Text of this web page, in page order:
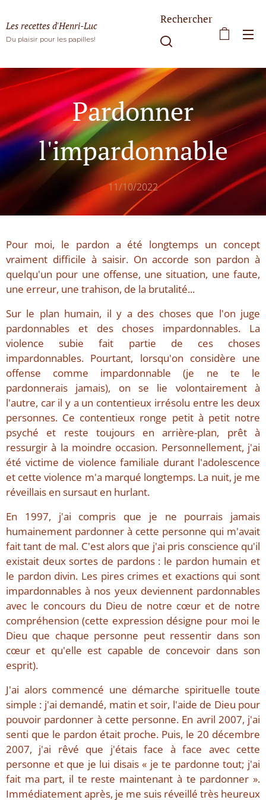
Les recettes d'Henri-Luc
Du plaisir pour les papilles!
Rechercher
Pardonner
l'impardonnable
11/10/2022
Pour moi, le pardon a été longtemps un concept
vraiment difficile à saisir. On accorde son pardon à
quelqu'un pour une offense, une situation, une faute,
une erreur, une trahison, de la brutalité...
Sur le plan humain, il y a des choses que l'on juge
pardonnables et des choses impardonnables. La
violence subie fait partie de ces choses
impardonnables. Pourtant, lorsqu'on considère une
offense comme impardonnable (je ne te le
pardonnerais jamais), on se lie volontairement à
l'autre, car il y a un contentieux irrésolu entre les deux
personnes. Ce contentieux ronge petit à petit notre
psyché et reste toujours en arrière-plan, prêt à
ressurgir à la moindre occasion. Personnellement, j'ai
été victime de violence familiale durant l'adolescence
et cette violence m'a marqué longtemps. La nuit, je me
réveillais en sursaut en hurlant.
En 1997, j'ai compris que je ne pourrais jamais
humainement pardonner à cette personne qui m'avait
fait tant de mal. C'est alors que j'ai pris conscience qu'il
existait deux sortes de pardons : le pardon humain et
le pardon divin. Les pires crimes et exactions qui sont
impardonnables à nos yeux deviennent pardonnables
avec le concours du Dieu de notre cœur et de notre
compréhension (cette expression désigne pour moi le
Dieu que chaque personne peut ressentir dans son
cœur et qu'elle est capable de concevoir dans son
esprit).
J'ai alors commencé une démarche spirituelle toute
simple : j'ai demandé, matin et soir, l'aide de Dieu pour
pouvoir pardonner à cette personne. En avril 2007, j'ai
senti que le pardon était proche. Puis, le 20 décembre
2007, j'ai rêvé que j'étais face à face avec cette
personne et que je lui disais « je te pardonne tout; j'ai
fait ma part, il te reste maintenant à te pardonner ».
Immédiatement après, je me suis réveillé très heureux